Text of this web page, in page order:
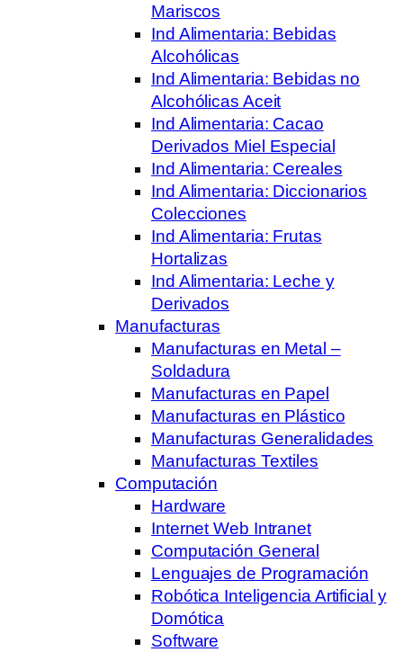
Mariscos
Ind Alimentaria: Bebidas
Alcohólicas
Ind Alimentaria: Bebidas no
Alcohólicas Aceit
Ind Alimentaria: Cacao
Derivados Miel Especial
Ind Alimentaria: Cereales
Ind Alimentaria: Diccionarios
Colecciones
Ind Alimentaria: Frutas
Hortalizas
Ind Alimentaria: Leche y
Derivados
Manufacturas
Manufacturas en Metal –
Soldadura
Manufacturas en Papel
Manufacturas en Plástico
Manufacturas Generalidades
Manufacturas Textiles
Computación
Hardware
Internet Web Intranet
Computación General
Lenguajes de Programación
Robótica Inteligencia Artificial y
Domótica
Software